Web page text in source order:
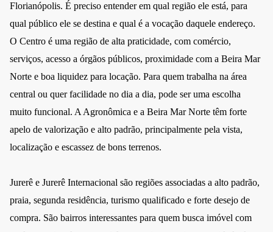
Florianópolis. É preciso entender em qual região ele está, para
qual público ele se destina e qual é a vocação daquele endereço.
O Centro é uma região de alta praticidade, com comércio,
serviços, acesso a órgãos públicos, proximidade com a Beira Mar
Norte e boa liquidez para locação. Para quem trabalha na área
central ou quer facilidade no dia a dia, pode ser uma escolha
muito funcional. A Agronômica e a Beira Mar Norte têm forte
apelo de valorização e alto padrão, principalmente pela vista,
localização e escassez de bons terrenos.
Jurerê e Jurerê Internacional são regiões associadas a alto padrão,
praia, segunda residência, turismo qualificado e forte desejo de
compra. São bairros interessantes para quem busca imóvel com